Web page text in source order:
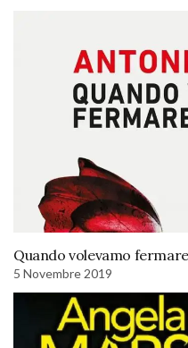
Quando volevamo
5 Novembre 2019